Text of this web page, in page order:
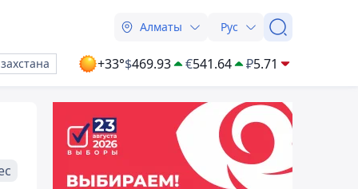
Алматы Рус
+33°$469.93 €541.64 ₽5.71